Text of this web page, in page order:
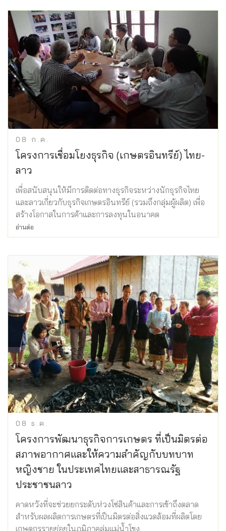
08 ก.ค.
โครงการเชื่อมโยงธุรกิจ (เกษตรอินทรีย์) ไทย-
ลาว
เพื่อสนับสนุนให้มีการติดต่อทางธุรกิจระหว่างนักธุรกิจไทย
และลาวเกี่ยวกับธุรกิจเกษตรอินทรีย์ (รวมถึงกลุ่มผู้ผลิต) เพื่อ
สร้างโอกาสในการค้าและการลงทุนในอนาคต
อ่านต่อ
08 ธ.ค.
โครงการพัฒนาธุรกิจการเกษตร ที่เป็นมิตรต่อ
สภาพอากาศและให้ความสำคัญกับบทบาท
หญิงชาย ในประเทศไทยและสาธารณรัฐ
ประชาชนลาว
คาดหวังที่จะช่วยยกระดับห่วงโซ่สินค้าและการเข้าถึงตลาด
สำหรับผลผลิตการเกษตรที่เป็นมิตรต่อสิ่งแวดล้อมที่ผลิตโดย
เกษตกรรายย่อยในภูมิภาคลุ่มแม่น้ำโขง